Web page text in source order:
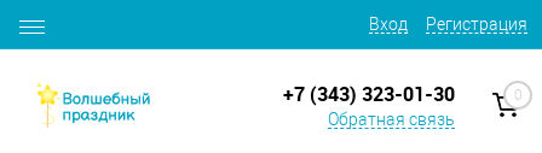
Вход Регистрация
+7 (343) 323-01-30
Обратная связь
0